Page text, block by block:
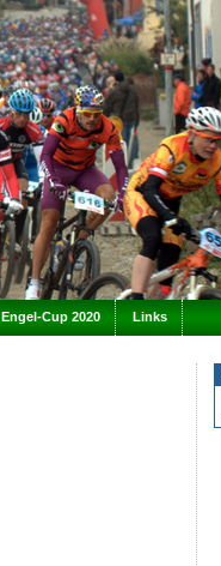
Engel-Cup 2020 Links